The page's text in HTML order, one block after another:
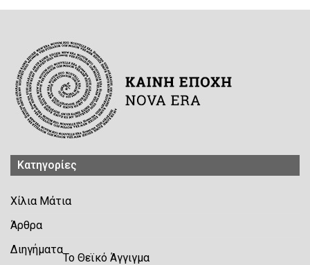
Kατηγορίες
Χίλια Μάτια
Άρθρα
Διηγήματα
Το Θεϊκό Άγγιγμα